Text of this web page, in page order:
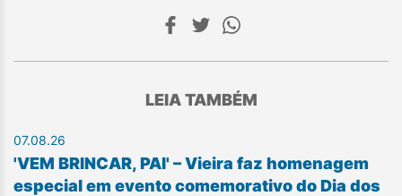
LEIA TAMBÉM
07.08.26
'VEM BRINCAR, PAI' – Vieira faz homenagem
especial em evento comemorativo do Dia dos